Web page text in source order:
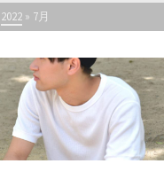
2022 » 7月